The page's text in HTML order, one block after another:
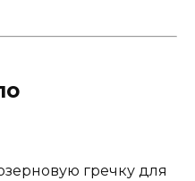
гречку для